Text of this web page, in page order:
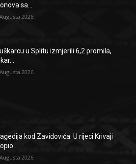
sa...
2026.
u Splitu izmjerili 6,2 promila,
2026.
kod Zavidovića: U rijeci Krivaji
2026.